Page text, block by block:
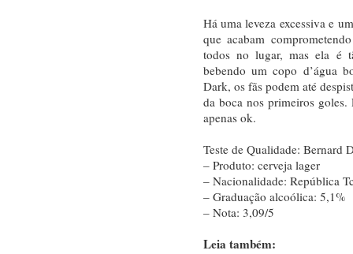
Há uma leveza excessiva e
que acabam
todos no lugar, mas ela é
bebendo um copo d’água
Dark, os fãs podem até
da boca nos primeiros goles.
apenas ok.
Teste de Qualidade: Bernard
– Produto: cerveja lager
– Nacionalidade: República
– Graduação alcoólica: 5,1%
– Nota: 3,09/5
Leia também: